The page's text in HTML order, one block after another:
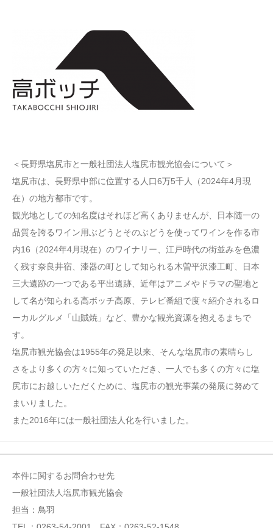
＜長野県塩尻市と一般社団法人塩尻市観光協会について＞
塩尻市は、長野県中部に位置する人口6万5千人（2024年4月現
在）の地方都市です。
観光地としての知名度はそれほど高くありませんが、日本随一の
品質を誇るワイン用ぶどうとそのぶどうを使ってワインを作る市
内16（2024年4月現在）のワイナリー、江戸時代の街並みを色濃
く残す奈良井宿、漆器の町として知られる木曽平沢漆工町、日本
三大遺跡の一つである平出遺跡、近年はアニメやドラマの聖地と
して名が知られる高ボッチ高原、テレビ番組で度々紹介されるロ
ーカルグルメ「山賊焼」など、豊かな観光資源を抱えるまちで
す。
塩尻市観光協会は1955年の発足以来、そんな塩尻市の素晴らし
さをより多くの方々に知っていただき、一人でも多くの方々に塩
尻市にお越しいただくために、塩尻市の観光事業の発展に努めて
まいりました。
また2016年には一般社団法人化を行いました。
本件に関するお問合わせ先
一般社団法人塩尻市観光協会
担当：鳥羽